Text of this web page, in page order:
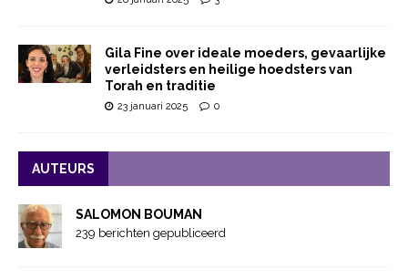
Gila Fine over ideale moeders, gevaarlijke
verleidsters en heilige hoedsters van
Torah en traditie
23 januari 2025 0
AUTEURS
SALOMON BOUMAN
239 berichten gepubliceerd